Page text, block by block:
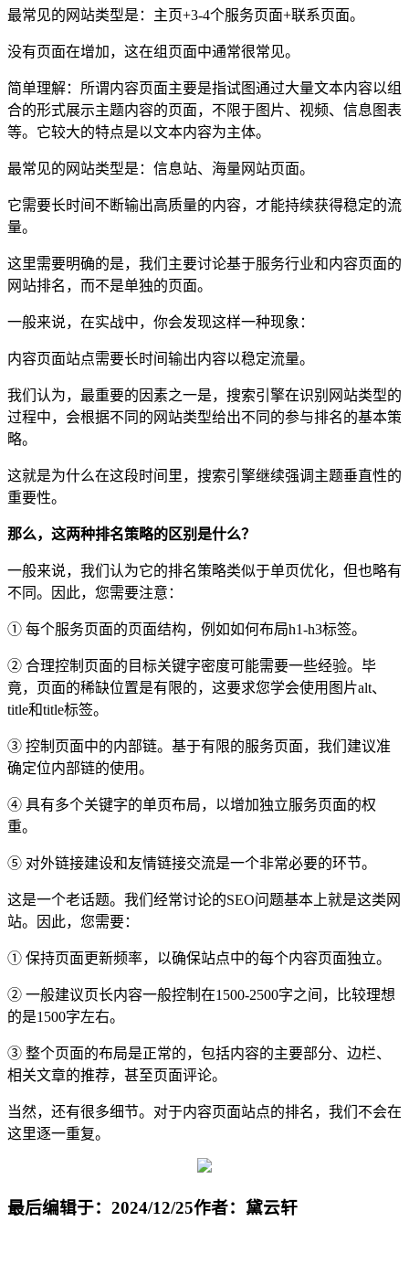
最常见的网站类型是：主页+3-4个服务页面+联系页面。
没有页面在增加，这在组页面中通常很常见。
简单理解：所谓内容页面主要是指试图通过大量文本内容以组
合的形式展示主题内容的页面，不限于图片、视频、信息图表
等。它较大的特点是以文本内容为主体。
最常见的网站类型是：信息站、海量网站页面。
它需要长时间不断输出高质量的内容，才能持续获得稳定的流
量。
这里需要明确的是，我们主要讨论基于服务行业和内容页面的
网站排名，而不是单独的页面。
一般来说，在实战中，你会发现这样一种现象：
内容页面站点需要长时间输出内容以稳定流量。
我们认为，最重要的因素之一是，搜索引擎在识别网站类型的
过程中，会根据不同的网站类型给出不同的参与排名的基本策
略。
这就是为什么在这段时间里，搜索引擎继续强调主题垂直性的
重要性。
那么，这两种排名策略的区别是什么？
一般来说，我们认为它的排名策略类似于单页优化，但也略有
不同。因此，您需要注意：
① 每个服务页面的页面结构，例如如何布局h1-h3标签。
② 合理控制页面的目标关键字密度可能需要一些经验。毕
竟，页面的稀缺位置是有限的，这要求您学会使用图片alt、
title和title标签。
③ 控制页面中的内部链。基于有限的服务页面，我们建议准
确定位内部链的使用。
④ 具有多个关键字的单页布局，以增加独立服务页面的权
重。
⑤ 对外链接建设和友情链接交流是一个非常必要的环节。
这是一个老话题。我们经常讨论的SEO问题基本上就是这类网
站。因此，您需要：
① 保持页面更新频率，以确保站点中的每个内容页面独立。
② 一般建议页长内容一般控制在1500-2500字之间，比较理想
的是1500字左右。
③ 整个页面的布局是正常的，包括内容的主要部分、边栏、
相关文章的推荐，甚至页面评论。
当然，还有很多细节。对于内容页面站点的排名，我们不会在
这里逐一重复。
最后编辑于：2024/12/25作者：黛云轩